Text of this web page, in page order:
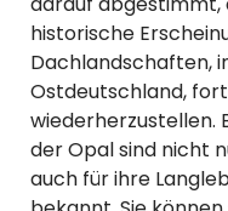
historische
Dachlandschaften,
Ostdeutschland,
wiederherzustellen.
der Opal sind nicht
auch für ihre